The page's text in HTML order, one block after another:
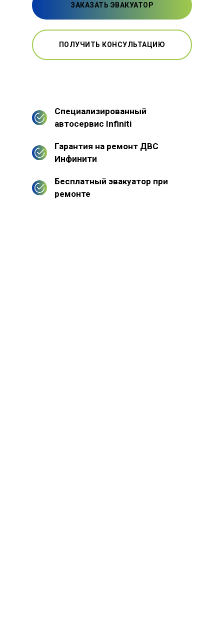
ЗАКАЗАТЬ ЭВАКУАТОР
ПОЛУЧИТЬ КОНСУЛЬТАЦИЮ
Специализированный
автосервис Infiniti
Гарантия на ремонт ДВС
Инфинити
Бесплатный эвакуатор при
ремонте